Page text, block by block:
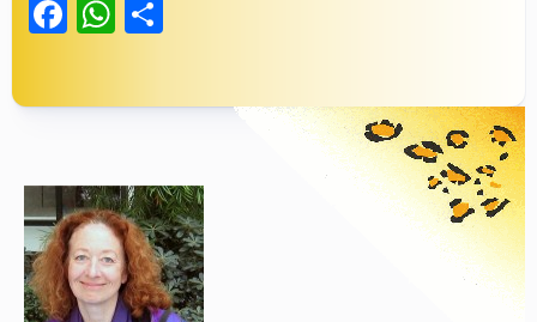
Facebook
WhatsApp